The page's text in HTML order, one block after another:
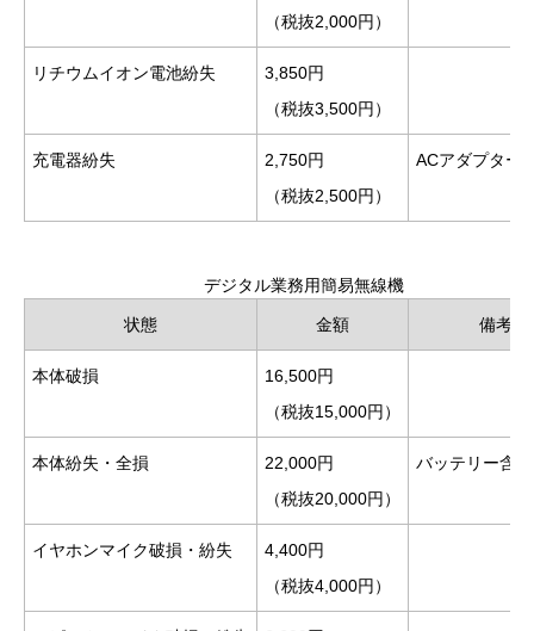
（税抜2,000円）
リチウムイオン電池紛失
3,850円
（税抜3,500円）
充電器紛失
2,750円
（税抜2,500円）
ACアダプター
デジタル業務用簡易無線機
状態 金額 備考
本体破損
16,500円
（税抜15,000円）
本体紛失・全損
22,000円
（税抜20,000円）
バッテリー含む
イヤホンマイク破損・紛失
4,400円
（税抜4,000円）